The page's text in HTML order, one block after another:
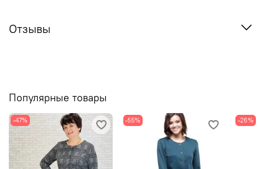
Отзывы
Популярные товары
-47% -55% -26%